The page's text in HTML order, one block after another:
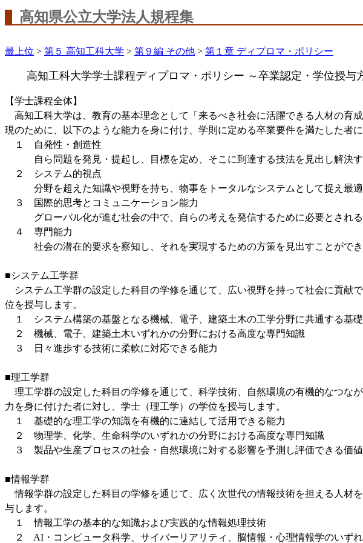
高知県公立大学法人規程集
最上位 > 第５ 高知工科大学 > 第９編 その他 > 第１章 ディプロマ・ポリシー
高知工科大学学士課程ディプロマ・ポリシー ～卒業認定・学位授与
【学士課程全体】
高知工科大学は、教育の基本理念として「来るべき社会に活躍できる人材の育
現のために、以下のような能力を身に付け、学則に定める卒業要件を満たした者
１ 自発性・創造性
自ら問題を発見・提起し、目標を定め、そこに到達する技法を見出し解決
２ システム的視点
分野を超えた知識や視野を持ち、物事をトータルなシステムとして捉え最適
３ 国際的思考とコミュニケーション能力
グローバル化が進む社会の中で、自らの考えを発信するために必要とされ
４ 専門能力
社会の潜在的要求を察知し、それを実現するための方策を見出すことがで
■システム工学群
システム工学群の設定した科目の学修を通じて、広い視野を持って社会に貢献
位を授与します。
１ システム構築の基盤となる機械、電子、建築土木の工学分野に共通する基
２ 機械、電子、建築土木いずれかの分野における高度な専門知識
３ 日々進歩する技術に柔軟に対応できる能力
■理工学群
理工学群の設定した科目の学修を通じて、科学技術、自然環境の有機的なつな
力を身に付けた者に対し、学士（理工学）の学位を授与します。
１ 基礎的な理工学の知識を有機的に連結して活用できる能力
２ 物理学、化学、生命科学のいずれかの分野における高度な専門知識
３ 製品や生産プロセスの社会・自然環境に対する影響を予測し評価できる価
■情報学群
情報学群の設定した科目の学修を通じて、広く次世代の情報技術を担える人材
与します。
１ 情報工学の基本的な知識および実践的な情報処理技術
２ AI・コンピュータ科学、サイバーリアリティ、脳情報・心理情報学のいず